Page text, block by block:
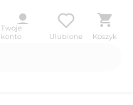
Twoje
konto
Ulubione Koszyk